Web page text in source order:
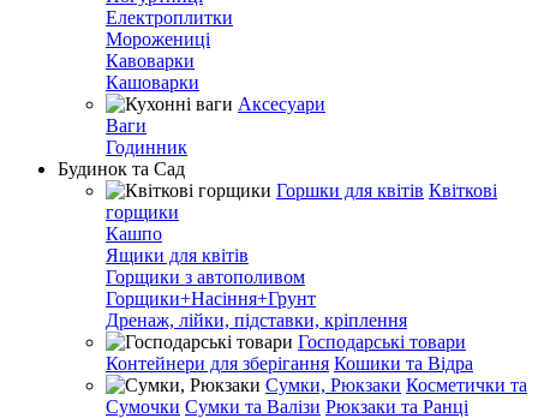
Електроплитки
Морожениці
Кавоварки
Кашоварки
Аксесуари
Ваги
Годинник
Будинок та Сад
Горшки для квітів Квіткові
горщики
Кашпо
Ящики для квітів
Горщики з автополивом
Горщики+Насіння+Грунт
Дренаж, лійки, підставки, кріплення
Господарські товари
Контейнери для зберігання Кошики та Відра
Сумки, Рюкзаки Косметички та
Сумочки Сумки та Валізи Рюкзаки та Ранці